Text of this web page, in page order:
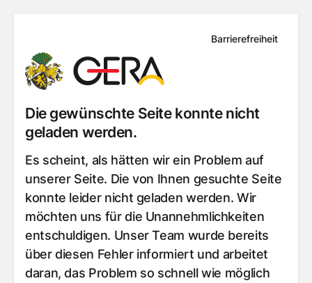
Barrierefreiheit
Die gewünschte Seite konnte nicht
geladen werden.
Es scheint, als hätten wir ein Problem auf
unserer Seite. Die von Ihnen gesuchte Seite
konnte leider nicht geladen werden. Wir
möchten uns für die Unannehmlichkeiten
entschuldigen. Unser Team wurde bereits
über diesen Fehler informiert und arbeitet
daran, das Problem so schnell wie möglich